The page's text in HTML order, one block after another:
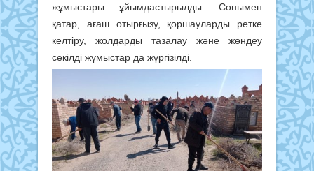
жұмыстары ұйымдастырылды. Сонымен
қатар, ағаш отырғызу, қоршауларды ретке
келтіру, жолдарды тазалау және жөндеу
секілді жұмыстар да жүргізілді.